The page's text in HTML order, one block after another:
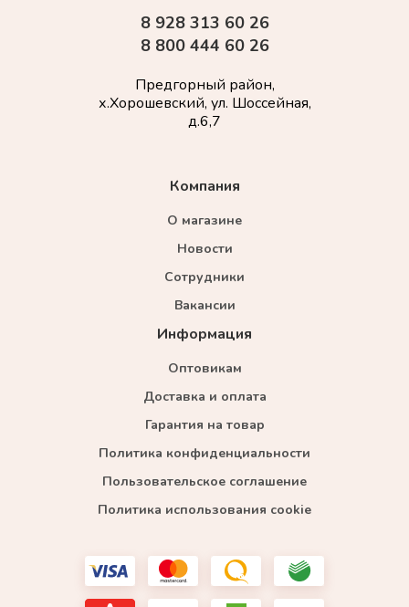
Компания
О магазине
Новости
Сотрудники
Вакансии
Информация
Оптовикам
Доставка и оплата
Гарантия на товар
Политика конфиденциальности
Пользовательское соглашение
Политика использования cookie
8 928 313 60 26
8 800 444 60 26
Предгорный район,
х.Хорошевский, ул. Шоссейная,
д.6,7